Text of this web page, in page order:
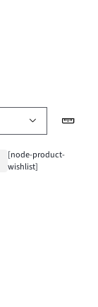
[node-product-
wishlist]